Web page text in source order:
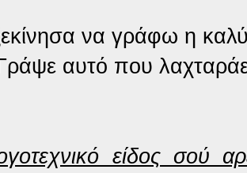
να γράφω η
αυτό που
είδος σού